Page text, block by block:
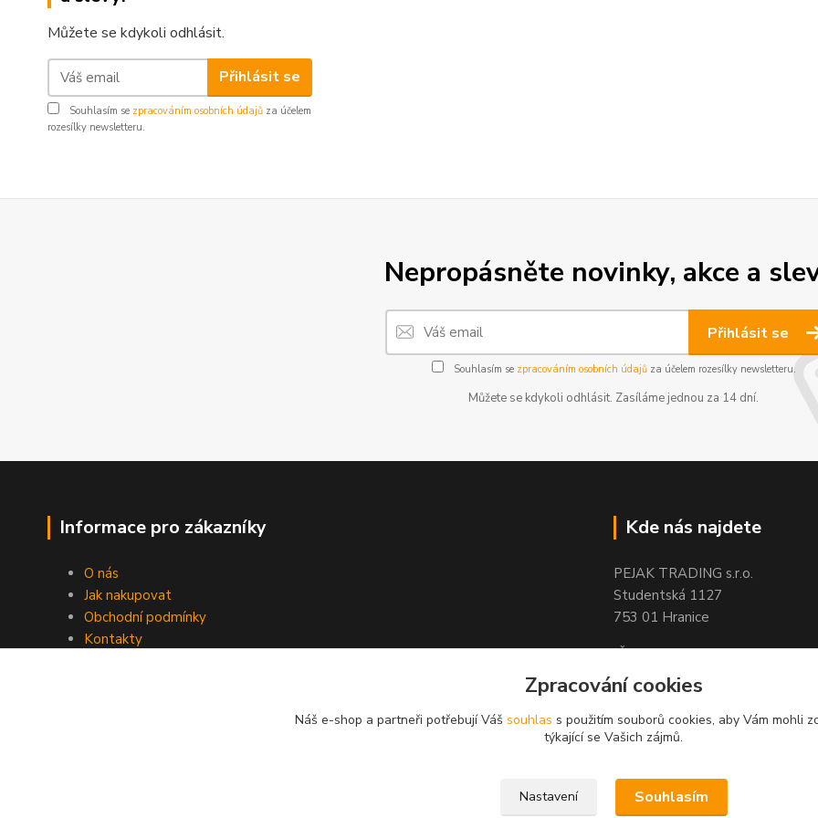
Můžete se kdykoli odhlásit.
Přihlásit se
Souhlasím se zpracováním osobních údajů za účelem
rozesílky newsletteru.
Nepropásněte novinky, akce a
Přihlásit se
Souhlasím se zpracováním osobních údajůza účelem rozesílky newsletteru.
Můžete se kdykoli odhlásit. Zasíláme jednou za 14 dní.
Informace pro zákazníky
O nás
Jak nakupovat
Obchodní podmínky
Kontakty
Kde nás najdete
PEJAK TRADING s.r.o.
Studentská 1127
753 01 Hranice
IČ : 05592763
DIČ : CZ05592763
Zpracování cookies
Náš e-shop a partneři potřebují Váš souhlas s použitím souborů cookies, aby Vám mohli
týkající se Vašich zájmů.
Nastavení Souhlasím